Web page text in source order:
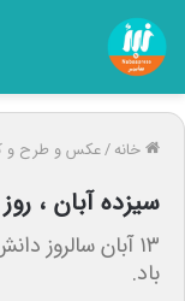
خانه/عکس و طرح و
سیزده آبان ،
۱۳ آبان سالروز
باد.